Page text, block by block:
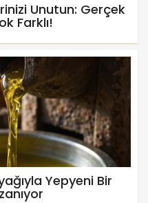
Unutun: Gerçek
Farklı!
Yepyeni Bir